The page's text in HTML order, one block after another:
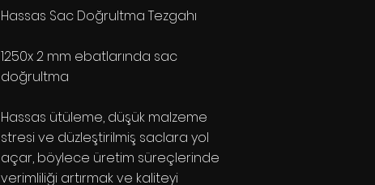
Hassas Sac Doğrultma Tezgahı
1250x 2 mm ebatlarında sac
doğrultma
Hassas ütüleme, düşük malzeme
stresi ve düzleştirilmiş saclara yol
açar, böylece üretim süreçlerinde
verimliliği artırmak ve kaliteyi